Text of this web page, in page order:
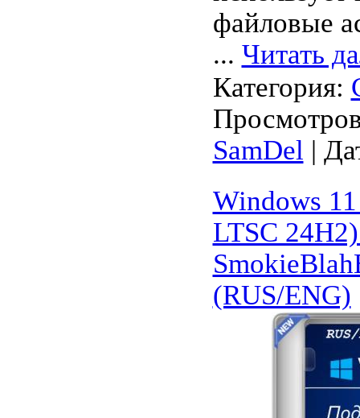
файловые
... Читать
Категория:
SamDel |
Windows
LTSC
(RUS/ENG)